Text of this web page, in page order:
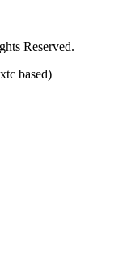
Reserved.
based)